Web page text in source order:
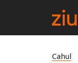
Cahul